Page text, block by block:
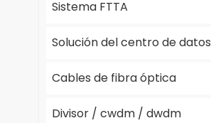
Sistema FTTA
Solución del centro de datos
Cables de fibra óptica
Divisor / cwdm / dwdm